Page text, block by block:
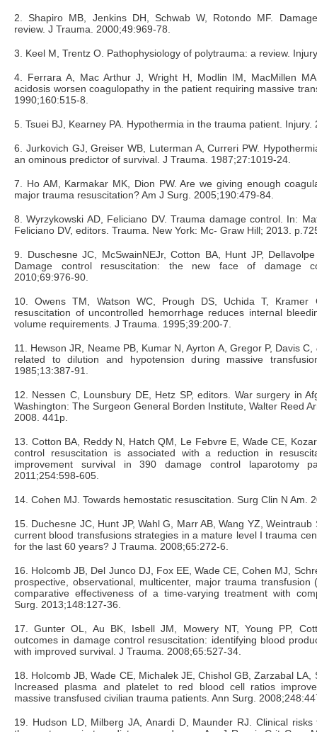
2. Shapiro MB, Jenkins DH, Schwab W, Rotondo MF.
review. J Trauma. 2000;49:969-78.
3. Keel M, Trentz O. Pathophysiology of polytrauma: a review.
4. Ferrara A, Mac Arthur J, Wright H, Modlin IM, MacMillen
acidosis worsen coagulopathy in the patient requiring massive
1990;160:515-8.
5. Tsuei BJ, Kearney PA. Hypothermia in the trauma patient. Injury.
6. Jurkovich GJ, Greiser WB, Luterman A, Curreri PW.
an ominous predictor of survival. J Trauma. 1987;27:1019-24.
7. Ho AM, Karmakar MK, Dion PW. Are we giving enough
major trauma resuscitation? Am J Surg. 2005;190:479-84.
8. Wyrzykowski AD, Feliciano DV. Trauma damage control. In:
Feliciano DV, editors. Trauma. New York: Mc- Graw Hill; 2013.
9. Duschesne JC, McSwainNEJr, Cotton BA, Hunt JP,
Damage control resuscitation: the new face of damage
2010;69:976-90.
10. Owens TM, Watson WC, Prough DS, Uchida T, Kramer
resuscitation of uncontrolled hemorrhage reduces internal
volume requirements. J Trauma. 1995;39:200-7.
11. Hewson JR, Neame PB, Kumar N, Ayrton A, Gregor P, Davis C,
related to dilution and hypotension during massive
1985;13:387-91.
12. Nessen C, Lounsbury DE, Hetz SP, editors. War surgery in
Washington: The Surgeon General Borden Institute, Walter Reed
2008. 441p.
13. Cotton BA, Reddy N, Hatch QM, Le Febvre E, Wade CE,
control resuscitation is associated with a reduction in
improvement survival in 390 damage control laparotomy
2011;254:598-605.
14. Cohen MJ. Towards hemostatic resuscitation. Surg Clin N Am.
15. Duchesne JC, Hunt JP, Wahl G, Marr AB, Wang YZ, Weintraub
current blood transfusions strategies in a mature level I trauma
for the last 60 years? J Trauma. 2008;65:272-6.
16. Holcomb JB, Del Junco DJ, Fox EE, Wade CE, Cohen MJ,
prospective, observational, multicenter, major trauma transfusion
comparative effectiveness of a time-varying treatment with
Surg. 2013;148:127-36.
17. Gunter OL, Au BK, Isbell JM, Mowery NT, Young PP,
outcomes in damage control resuscitation: identifying blood
with improved survival. J Trauma. 2008;65:527-34.
18. Holcomb JB, Wade CE, Michalek JE, Chishol GB, Zarzabal
Increased plasma and platelet to red blood cell ratios
massive transfused civilian trauma patients. Ann Surg.
19. Hudson LD, Milberg JA, Anardi D, Maunder RJ. Clinical